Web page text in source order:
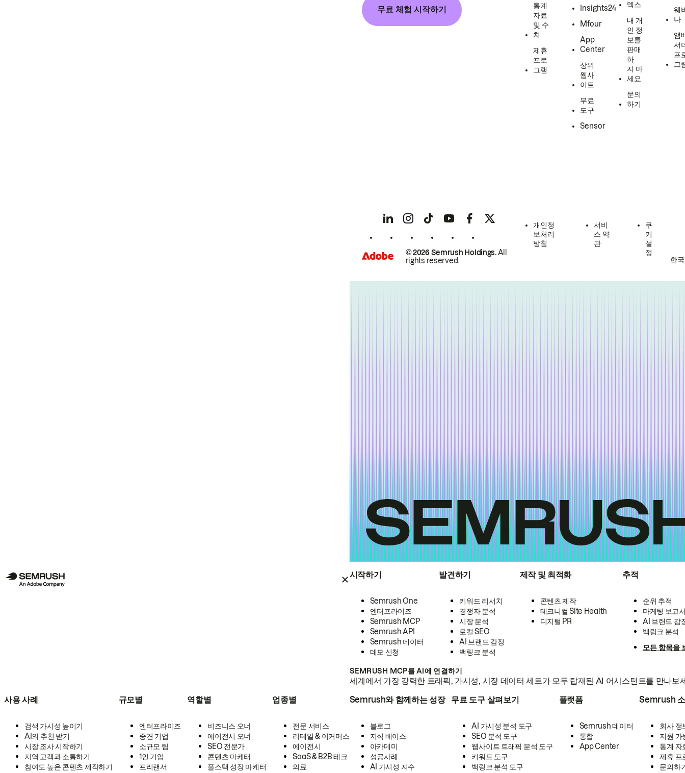
시작하기
Semrush One
엔터프라이즈
Semrush MCP
Semrush API
Semrush 데이터
데모 신청
발견하기
키워드 리서치
경쟁자 분석
시장 분석
로컬 SEO
AI 브랜드 감정
백링크 분석
제작 및 최적화
콘텐츠 제작
테크니컬 Site Health
디지털 PR
추적
순위 추적
마케팅 보고
AI 브랜드 감
백링크 분석
모든 항목을
SEMRUSH MCP를 AI에 연결하기
세계에서 가장 강력한 트래픽, 가시성, 시장 데이터 세트가 모두 탑재된 AI 어시스턴트를 만나보
사용 사례
검색 가시성 높이기
AI의 추천 받기
시장 조사 시작하기
지역 고객과 소통하기
참여도 높은 콘텐츠 제작하기
규모별
엔터프라이즈
중견 기업
소규모 팀
1인 기업
프리랜서
역할별
비즈니스 오너
에이전시 오너
SEO 전문가
콘텐츠 마케터
풀스택 성장 마케터
업종별
전문 서비스
리테일 & 이커머스
에이전시
SaaS & B2B 테크
의료
Semrush와 함께하는 성장
블로그
지식 베이스
아카데미
성공사례
AI 가시성 지수
무료 도구 살펴보기
AI 가시성 분석 도구
SEO 분석 도구
웹사이트 트래픽 분석 도구
키워드 도구
백링크 분석 도구
플랫폼
Semrush 데이터
통합
App Center
Semrush
회사 정
지원 가
통계 자
제휴 프
문의하
무료 체험 시작하기
통계
자료
및 수
치
제휴
프로
그램
Insights24
Mfour
App
Center
상위
웹사
이트
무료
도구
Sensor
덱스
내 개
인 정
보를
판매
하
지 마
세요
문의
하기
웨
나
앰
서
프
그
© 2026 Semrush Holdings.All
rights reserved.
개인정
보처리
방침
서비
스 약
관
쿠
키
설
정
한